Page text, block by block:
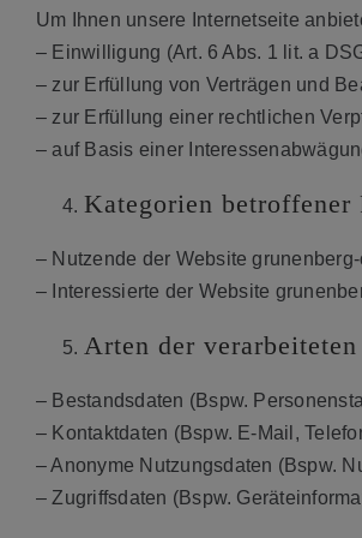
Um Ihnen unsere Internetseite
– Einwilligung (Art. 6 Abs. 1 lit. a
– zur Erfüllung von Verträgen und
– zur Erfüllung einer rechtlichen
– auf Basis einer
Kategorien betroffener
– Nutzende der Website
– Interessierte der Website
Arten der
– Bestandsdaten (Bspw.
– Kontaktdaten (Bspw. E-Mail,
– Anonyme Nutzungsdaten (Bspw.
– Zugriffsdaten (Bspw.